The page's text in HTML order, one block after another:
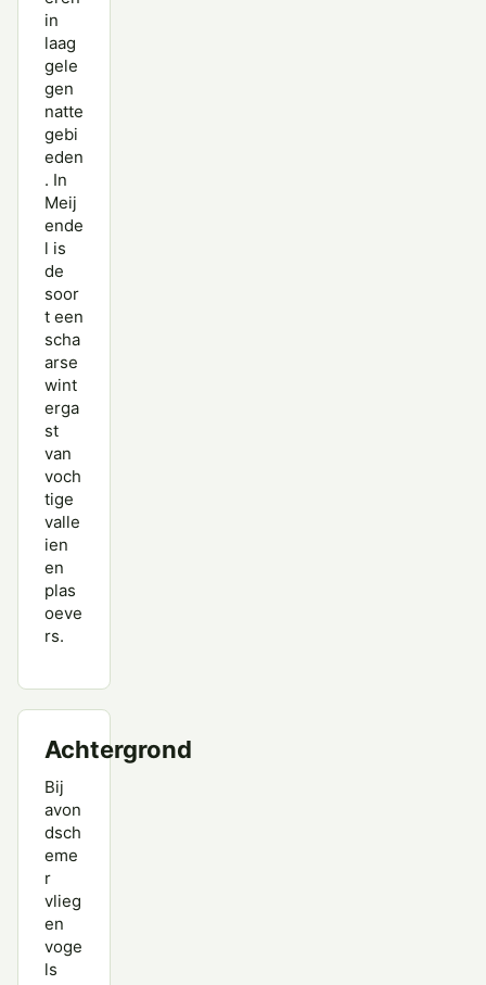
in
laag
gele
gen
natte
gebi
eden
. In
Meij
ende
l is
de
soor
t een
scha
arse
wint
erga
st
van
voch
tige
valle
ien
en
plas
oeve
rs.
Achtergrond
Bij
avon
dsch
eme
r
vlieg
en
voge
ls